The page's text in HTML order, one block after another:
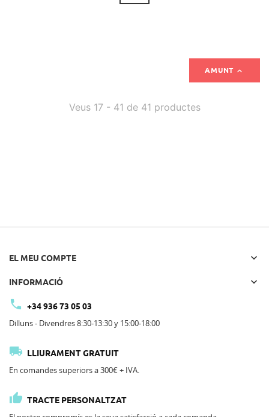
AMUNT 
Veus 17 - 41 de 41 productes
EL MEU COMPTE 
INFORMACIÓ 
 +34 936 73 05 03
Dilluns - Divendres 8:30-13:30 y 15:00-18:00
 LLIURAMENT GRATUIT
En comandes superiors a 300€ + IVA.
 TRACTE PERSONALTZAT